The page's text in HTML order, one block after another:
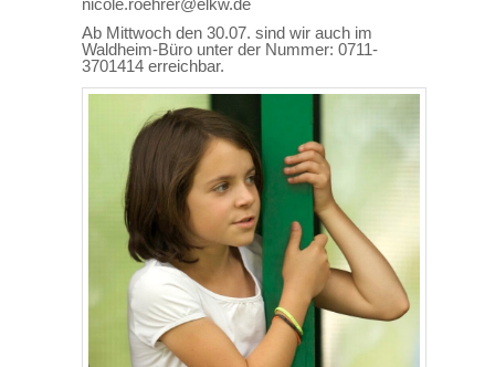
nicole.roehrer@elkw.de
Ab Mittwoch den 30.07. sind wir auch im
Waldheim-Büro unter der Nummer: 0711-
3701414 erreichbar.